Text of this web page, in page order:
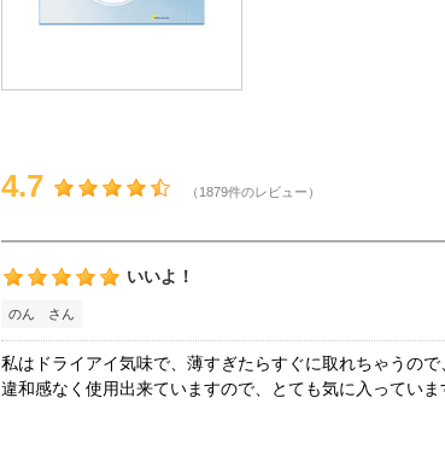
4.7 （1879件のレビュー）
いいよ！
のん さん
私はドライアイ気味で、薄すぎたらすぐに取れちゃうので
違和感なく使用出来ていますので、とても気に入っていま